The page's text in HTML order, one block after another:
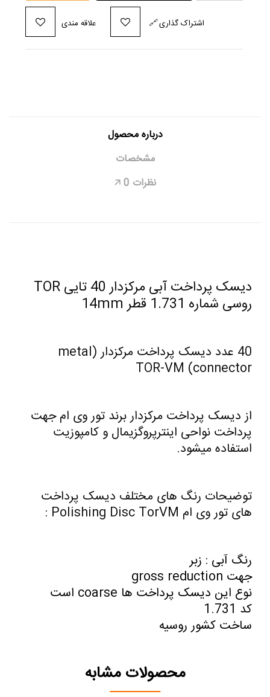
علاقه مندی 🔗اشتراک گذاری
درباره محصول
مشخصات
نظرات 0
🡥
دیسک پرداخت آبی مرکزدار 40 تایی TOR
روسی شماره 1.731 قطر 14mm
40 عدد دیسک پرداخت مرکزدار (metal
connector) TOR-VM
از دیسک پرداخت مرکزدار برند تور وی ام جهت
پرداخت نواحی اینترپروگزیمال و کامپوزیت
استفاده میشود.
توضیحات رنگ های مختلف دیسک پرداخت
های تور وی ام Polishing Disc TorVM :
رنگ آبی : زبر
جهت gross reduction
نوع این دیسک پرداخت ها coarse است
کد 1.731
ساخت کشور روسیه
محصولات مشابه